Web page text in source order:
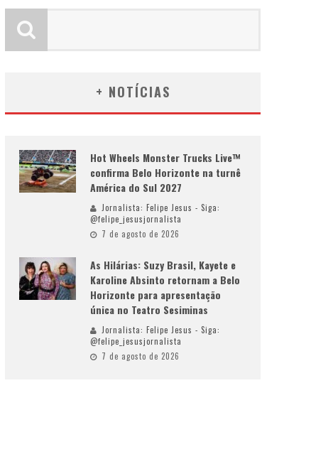
+ NOTÍCIAS
Hot Wheels Monster Trucks Live™
confirma Belo Horizonte na turnê
América do Sul 2027
Jornalista: Felipe Jesus - Siga:
@felipe_jesusjornalista
7 de agosto de 2026
As Hilárias: Suzy Brasil, Kayete e
Karoline Absinto retornam a Belo
Horizonte para apresentação
única no Teatro Sesiminas
Jornalista: Felipe Jesus - Siga:
@felipe_jesusjornalista
7 de agosto de 2026